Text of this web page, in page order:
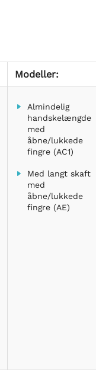
Modeller:
Almindelig
handskelængde
med
åbne/lukkede
fingre (AC1)
Med langt skaft
med
åbne/lukkede
fingre (AE)